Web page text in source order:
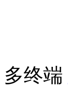
多终端